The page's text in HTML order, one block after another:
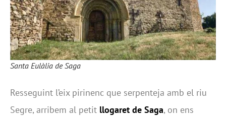
Santa Eulàlia de Saga
Resseguint l’eix pirinenc que serpenteja amb el riu
Segre, arribem al petit llogaret de Saga, on ens